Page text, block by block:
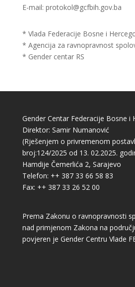
E-mail: protokol@gcfbih.gov.ba
* Vlada Federacije Bosne i
* Agencija za ravnopravnost
* Gender centar RS
Gender Centar Federacije Bosne i
Direktor: Samir Numanović
(Rješenjem o privremenom
broj:124/2025 od 13. 02.2025.
Hamdije Čemerlića 2, Sarajevo
Telefon: ++ 387 33 66 58 83
Fax: ++ 387 33 26 52 00
Prema Zakonu o ravnopravnosti
nad primjenom Zakona na
povjeren je Gender Centru Vlade